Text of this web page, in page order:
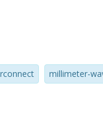
millimeter-